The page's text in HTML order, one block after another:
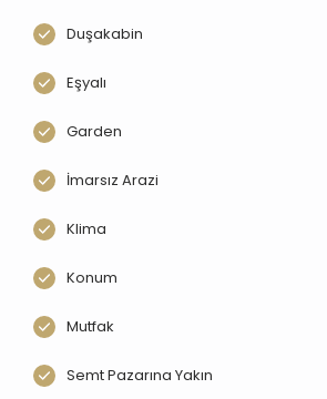
Duşakabin
Eşyalı
Garden
İmarsız Arazi
Klima
Konum
Mutfak
Semt Pazarına Yakın